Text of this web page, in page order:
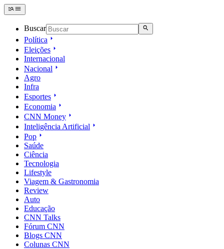
Buscar
Política
Eleições
Internacional
Nacional
Agro
Infra
Esportes
Economia
CNN Money
Inteligência Artificial
Pop
Saúde
Ciência
Tecnologia
Lifestyle
Viagem & Gastronomia
Review
Auto
Educação
CNN Talks
Fórum CNN
Blogs CNN
Colunas CNN